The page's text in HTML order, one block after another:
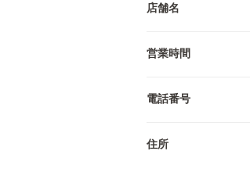
店舗名
営業時間
電話番号
住所